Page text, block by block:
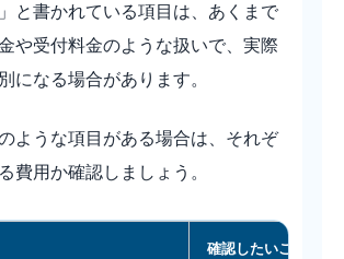
」と書かれている項目は、あくまで
や受付料金のような扱いで、実際
になる場合があります。
ような項目がある場合は、それぞ
費用か確認しましょう。
確認したいこと